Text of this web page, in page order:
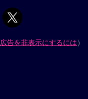
広告を非表示にするには）